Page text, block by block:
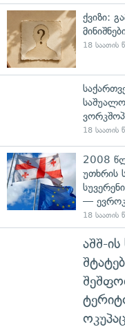
ქვიზი:
18 საათის
18 საათის
2008
უთხრის
—
18 საათის
აშშ-